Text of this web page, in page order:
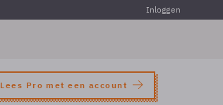
Inloggen
Lees Pro met een account